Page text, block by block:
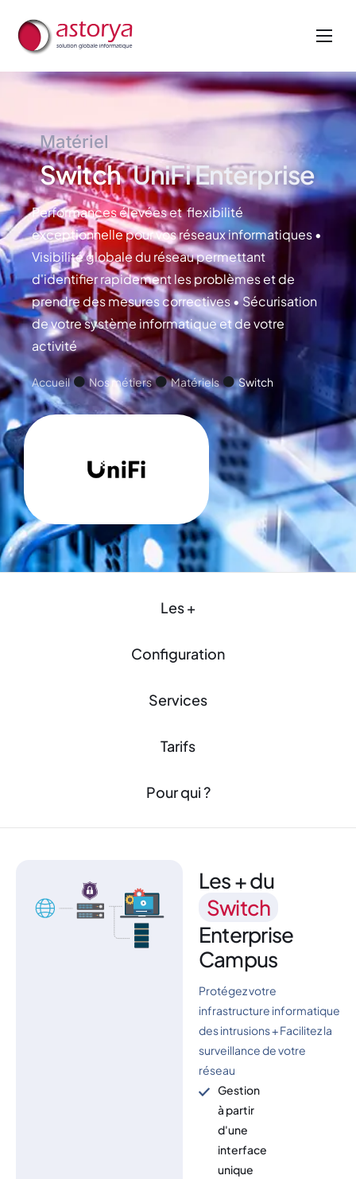
Nos services
A propos de nous
Actualités
Matériel
Switch UniFi Enterprise
Performances élevées et flexibilité
exceptionnelle pour vos réseaux informatiques •
Visibilité globale du réseau permettant
d'identifier rapidement les problèmes et de
prendre des mesures correctives • Sécurisation
de votre système informatique et de votre
activité
Accueil Nos métiers Matériels Switch
Les +
Configuration
Services
Tarifs
Pour qui ?
Les + du
Switch
Enterprise
Campus
Protégez votre
infrastructure informatique
des intrusions + Facilitez la
surveillance de votre
réseau
Gestion
à partir
d'une
interface
unique